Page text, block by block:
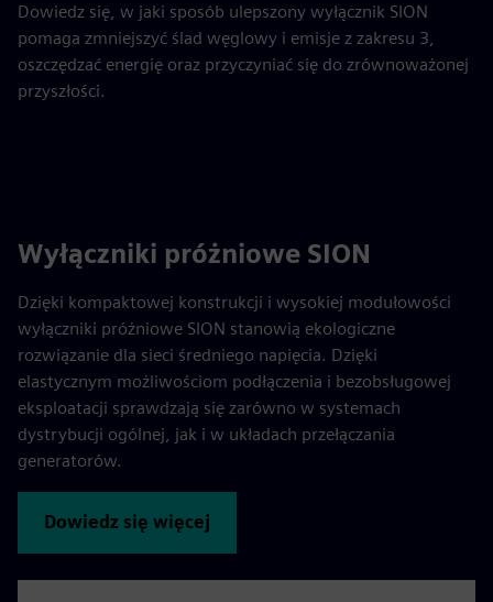
Dowiedz się, w jaki sposób ulepszony wyłącznik SION
pomaga zmniejszyć ślad węglowy i emisje z zakresu 3,
oszczędzać energię oraz przyczyniać się do zrównoważonej
przyszłości.
Wyłączniki próżniowe SION
Dzięki kompaktowej konstrukcji i wysokiej modułowości
wyłączniki próżniowe SION stanowią ekologiczne
rozwiązanie dla sieci średniego napięcia. Dzięki
elastycznym możliwościom podłączenia i bezobsługowej
eksploatacji sprawdzają się zarówno w systemach
dystrybucji ogólnej, jak i w układach przełączania
generatorów.
Dowiedz się więcej